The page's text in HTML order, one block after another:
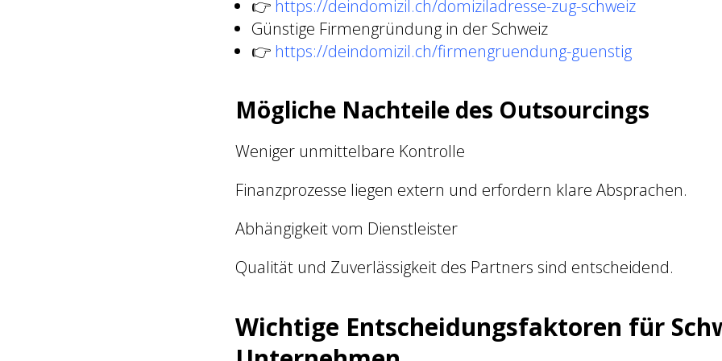
👉 https://deindomizil.ch/domiziladresse-zug-schweiz
Günstige Firmengründung in der Schweiz
👉 https://deindomizil.ch/firmengruendung-guenstig
Mögliche Nachteile des Outsourcings
Weniger unmittelbare Kontrolle
Finanzprozesse liegen extern und erfordern klare Absprachen.
Abhängigkeit vom Dienstleister
Qualität und Zuverlässigkeit des Partners sind entscheidend.
Wichtige Entscheidungsfaktoren für